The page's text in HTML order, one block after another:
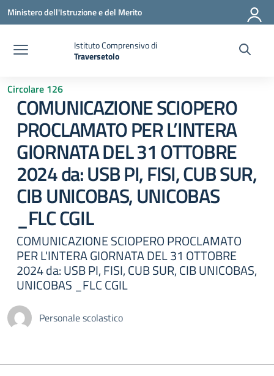
Vai ai contenuti
Vai al menu di navigazione
Vai al footer
Ministero dell'Istruzione e del Merito
Istituto Comprensivo di
Traversetolo
Circolare 126
COMUNICAZIONE SCIOPERO
PROCLAMATO PER L’INTERA
GIORNATA DEL 31 OTTOBRE
2024 da: USB PI, FISI, CUB SUR,
CIB UNICOBAS, UNICOBAS
_FLC CGIL
COMUNICAZIONE SCIOPERO PROCLAMATO
PER L'INTERA GIORNATA DEL 31 OTTOBRE
2024 da: USB PI, FISI, CUB SUR, CIB UNICOBAS,
UNICOBAS _FLC CGIL
Personale scolastico